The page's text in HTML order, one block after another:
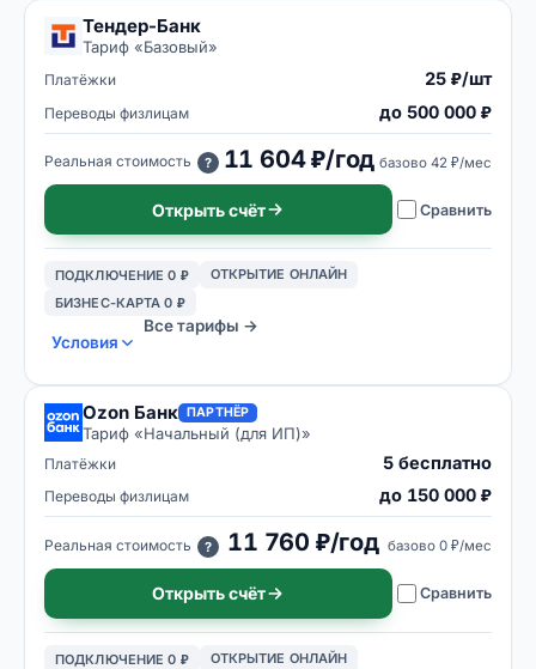
Тендер-Банк
Тариф «Базовый»
Платёжки 25 ₽/шт
Переводы физлицам до 500 000 ₽
Реальная стоимость ? 11 604 ₽/год базово 42 ₽/мес
Открыть счёт Сравнить
ПОДКЛЮЧЕНИЕ 0 ₽
ОТКРЫТИЕ ОНЛАЙН
БИЗНЕС-КАРТА 0 ₽
Условия
Все тарифы →
Ozon Банк ПАРТНЁР
Тариф «Начальный (для ИП)»
Платёжки 5 бесплатно
Переводы физлицам до 150 000 ₽
Реальная стоимость ? 11 760 ₽/год базово 0 ₽/мес
Открыть счёт Сравнить
ПОДКЛЮЧЕНИЕ 0 ₽ ОТКРЫТИЕ ОНЛАЙН